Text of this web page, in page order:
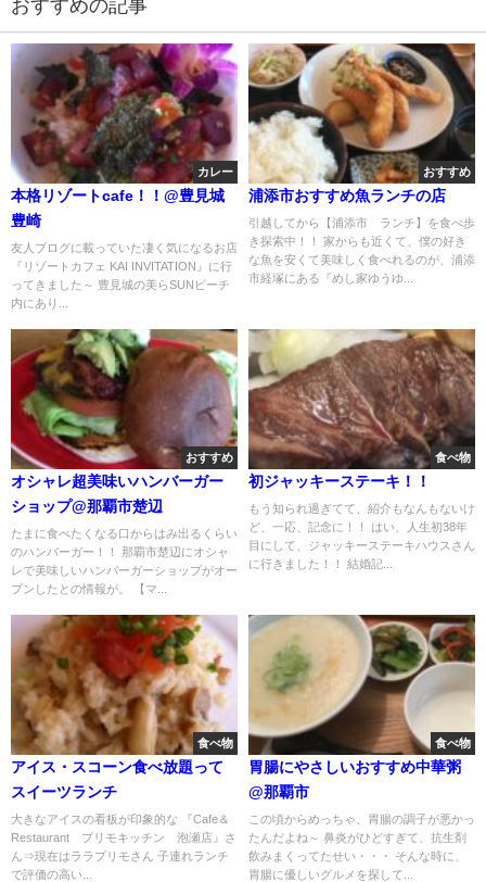
おすすめの記事
カレー
本格リゾートcafe！！@豊見城
豊崎
友人ブログに載っていた凄く気になるお店
『リゾートカフェ KAI INVITATION』に行
ってきました～ 豊見城の美らSUNビーチ
内にあり...
おすすめ
浦添市おすすめ魚ランチの店
引越してから【浦添市 ランチ】を食べ歩
き探索中！！ 家からも近くて、僕の好き
な魚を安くて美味しく食べれるのが、浦添
市経塚にある『めし家ゆうゆ...
おすすめ
オシャレ超美味いハンバーガー
ショップ@那覇市楚辺
たまに食べたくなる口からはみ出るくらい
のハンバーガー！！ 那覇市楚辺にオシャ
レで美味しいハンバーガーショップがオー
プンしたとの情報が。 【マ...
食べ物
初ジャッキーステーキ！！
もう知られ過ぎてて、紹介もなんもないけ
ど、一応、記念に！！ はい、人生初38年
目にして、ジャッキーステーキハウスさん
に行きました！！ 結婚記...
食べ物
アイス・スコーン食べ放題って
スイーツランチ
大きなアイスの看板が印象的な 『Cafe＆
Restaurant プリモキッチン 泡瀬店』さ
ん⇒現在はララプリモさん 子連れランチ
で評価の高い...
食べ物
胃腸にやさしいおすすめ中華粥
@那覇市
この頃からめっちゃ、胃腸の調子が悪かっ
たんだよね～ 鼻炎がひどすぎて、抗生剤
飲みまくってたせい・・・ そんな時に、
胃腸に優しいグルメを探して...